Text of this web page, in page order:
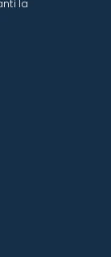
la